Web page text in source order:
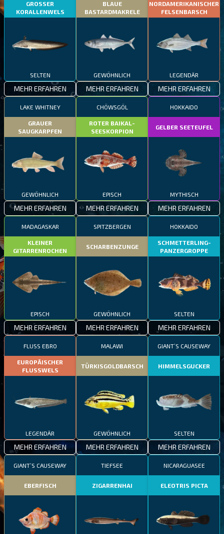
GROSSER
KORALLENWELS
SELTEN
MEHR ERFAHREN
BLAUE
BASTARDMAKRELE
GEWÖHNLICH
MEHR ERFAHREN
NORDAMERIKANISCHER
FELSENBARSCH
LEGENDÄR
MEHR ERFAHREN
LAKE WHITNEY
GRAUER
SAUGKARPFEN
GEWÖHNLICH
MEHR ERFAHREN
CHÖWSGÖL
ROTER BAIKAL-
SEESKORPION
EPISCH
MEHR ERFAHREN
HOKKAIDO
GELBER SEETEUFEL
MYTHISCH
MEHR ERFAHREN
MADAGASKAR
KLEINER
GITARRENROCHEN
EPISCH
MEHR ERFAHREN
SPITZBERGEN
SCHARBENZUNGE
GEWÖHNLICH
MEHR ERFAHREN
HOKKAIDO
SCHMETTERLING-
PANZERGROPPE
SELTEN
MEHR ERFAHREN
FLUSS EBRO
EUROPÄISCHER
FLUSSWELS
LEGENDÄR
MEHR ERFAHREN
MALAWI
TÜRKISGOLDBARSCH
GEWÖHNLICH
MEHR ERFAHREN
GIANT’S CAUSEWAY
HIMMELSGUCKER
SELTEN
MEHR ERFAHREN
GIANT’S CAUSEWAY
EBERFISCH
TIEFSEE
ZIGARRENHAI
NICARAGUASEE
ELEOTRIS PICTA